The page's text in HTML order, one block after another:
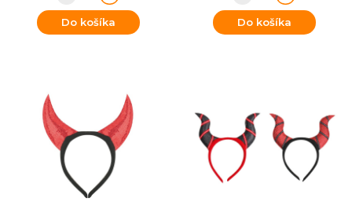
Do košíka Do košíka